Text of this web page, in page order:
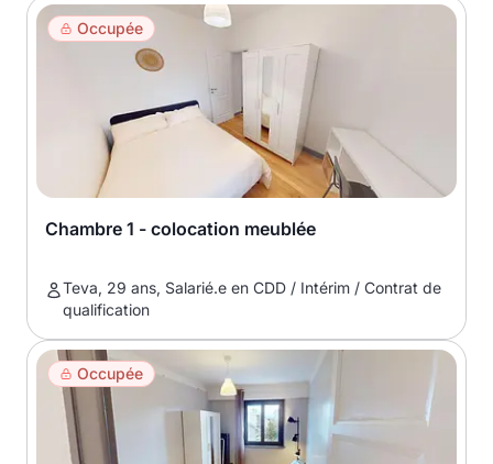
Occupée
Chambre 1 - colocation meublée
Teva, 29 ans, Salarié.e en CDD / Intérim / Contrat de
qualification
Occupée